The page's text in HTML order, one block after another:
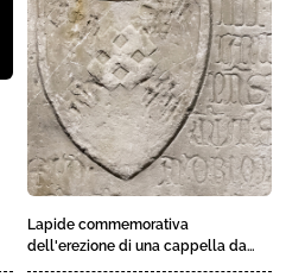
Lapide commemorativa
dell'erezione di una cappella da
parte di Andreolo de Sete